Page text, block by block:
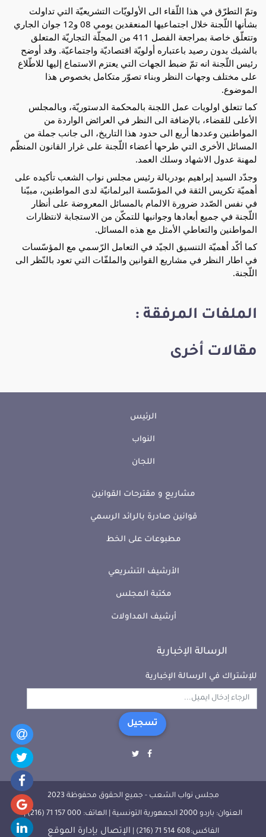
وتمّ التطرّق في هذا اللّقاء الى الأولويّات التشريعيّة التي تداولت
بشأنها اللّجنة خلال اجتماعيها المنعقدين يومي 08 و12 جوان الجاري
وتتعلّق خاصة بمراجعة
الفصل 411 من المجلّة التجاريّة المتعلق
بالشيك بدون رصيد باعتباره أولويّة اقتصاديّة واجتماعيّة. وقد أوضح
رئيس اللّجنة انه تمّ ضبط الجهات التي يعتزم الاستماع إليها للاطّلاع
على مختلف وجهات النظر وبناء تصوّر متكامل بخصوص هذا
الموضوع.
كما تتعلق اولويات عمل اللجنة بالمحكمة الدستوريّة، وبالمجلس
الأعلى للقضاء، بالإضافة الى النظر في العرائض الواردة من
المواطنين وعددها أربع الى حدود هذا التاريخ، الى جانب جملة من
المسائل الأخرى التي طرحها أعضاء اللّجنة على غرار القانون المنظّم
لمهنة عدول الاشهاد وسلك العمد.
وجدّد السيد إبراهيم بودربالة رئيس مجلس نواب الشعب تأكيده على
أهميّة تكريس الثقة في المؤسّسة البرلمانيّة لدى المواطنين، مبيّنا
في نفس الصّدد ضرورة الالمام بالمسائل المعروضة على أنظار
اللّجنة في جميع أبعادها وجوانبها للتمكّن من الاستجابة لانتظارات
المواطنين والتعاطي الأمثل مع هذه المسائل.
كما أكّد أهميّة التنسيق الجيّد في التعامل الرّسمي مع المؤسّسات
في اطار النظر في مشاريع القوانين والملفّات التي تعود بالنّظر الى
اللّجنة.
الملفات المرفقة :
مقالات أخرى
الرئيس
النواب
اللجان
مشاريع و مقترحات القوانين
قوانين صادرة بالرائد الرسمي
مطبوعات على الخط
الأرشيف التشريعي
مكتبة المجلس
أرشيف المداولات
الرسالة الإخبارية
للإشتراك في الرسالة الإخبارية
تسجيل
مجلس نواب الشعب - جميع الحقوق محفوظة 2023
العنوان: باردو 2000 الجمهورية التونسية | الهاتف: 000 157 71 (216) |
الفاكس:608 514 71 (216) | الإتصال بإدارة الموقع